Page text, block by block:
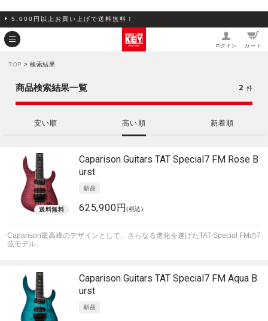
5,000円以上お買い上げで送料無料！
ログイン カート
TOP > 検索結果
安い順 高い順 新着順
商品検索結果一覧 2 件
Caparison Guitars TAT Special7 FM Rose B
urst
625,900円(税込)
Caparison最高峰のデザインとして、さらなる進化を遂げたTAT-Special FMの7
弦モデル。
Caparison Guitars TAT Special7 FM Aqua B
urst